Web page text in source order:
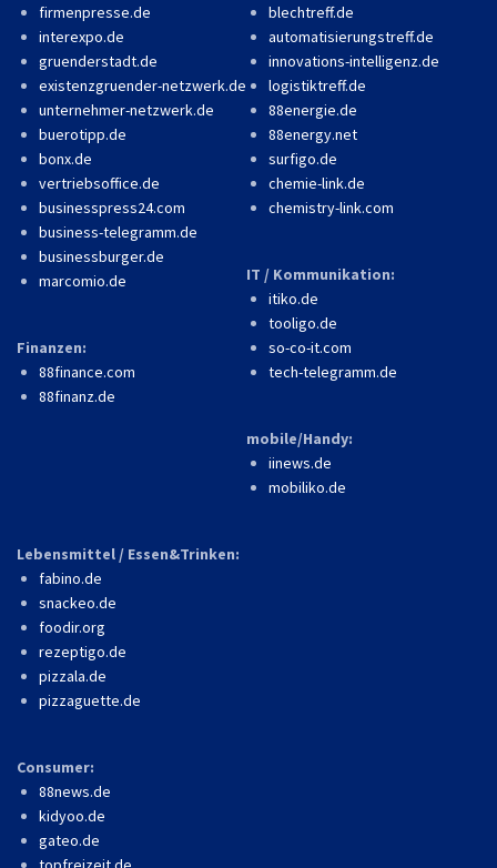
firmenpresse.de
interexpo.de
gruenderstadt.de
existenzgruender-netzwerk.de
unternehmer-netzwerk.de
buerotipp.de
bonx.de
vertriebsoffice.de
businesspress24.com
business-telegramm.de
businessburger.de
marcomio.de
Finanzen:
88finance.com
88finanz.de
blechtreff.de
automatisierungstreff.de
innovations-intelligenz.de
logistiktreff.de
88energie.de
88energy.net
surfigo.de
chemie-link.de
chemistry-link.com
IT / Kommunikation:
itiko.de
tooligo.de
so-co-it.com
tech-telegramm.de
mobile/Handy:
iinews.de
mobiliko.de
Lebensmittel / Essen&Trinken:
fabino.de
snackeo.de
foodir.org
rezeptigo.de
pizzala.de
pizzaguette.de
Consumer:
88news.de
kidyoo.de
gateo.de